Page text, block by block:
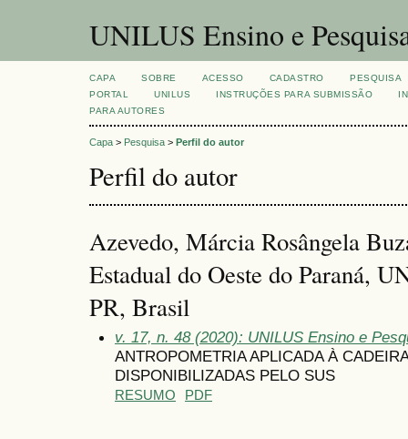
UNILUS Ensino e
CAPA SOBRE ACESSO CADASTRO
PESQUISA
PORTAL
UNILUS INSTRUÇÕES PARA SUBMISSÃO
PARA AUTORES
Capa > Pesquisa > Perfil do autor
Perfil do autor
Azevedo, Márcia Rosângela
Estadual do Oeste do Paraná,
PR, Brasil
v. 17, n. 48 (2020): UNILUS Ensino e
ANTROPOMETRIA APLICADA À
DISPONIBILIZADAS PELO SUS
RESUMO PDF